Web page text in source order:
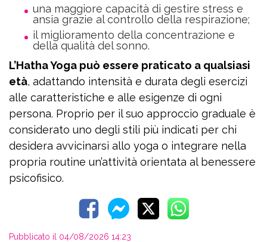
una maggiore capacità di gestire stress e
ansia grazie al controllo della respirazione;
il miglioramento della concentrazione e
della qualità del sonno.
L’Hatha Yoga può essere praticato a qualsiasi
età, adattando intensità e durata degli esercizi
alle caratteristiche e alle esigenze di ogni
persona. Proprio per il suo approccio graduale è
considerato uno degli stili più indicati per chi
desidera avvicinarsi allo yoga o integrare nella
propria routine un’attività orientata al benessere
psicofisico.
Pubblicato il 04/08/2026 14:23